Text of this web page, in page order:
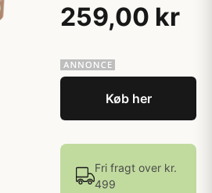
259,00 kr
Køb her
Fri fragt over kr.
499